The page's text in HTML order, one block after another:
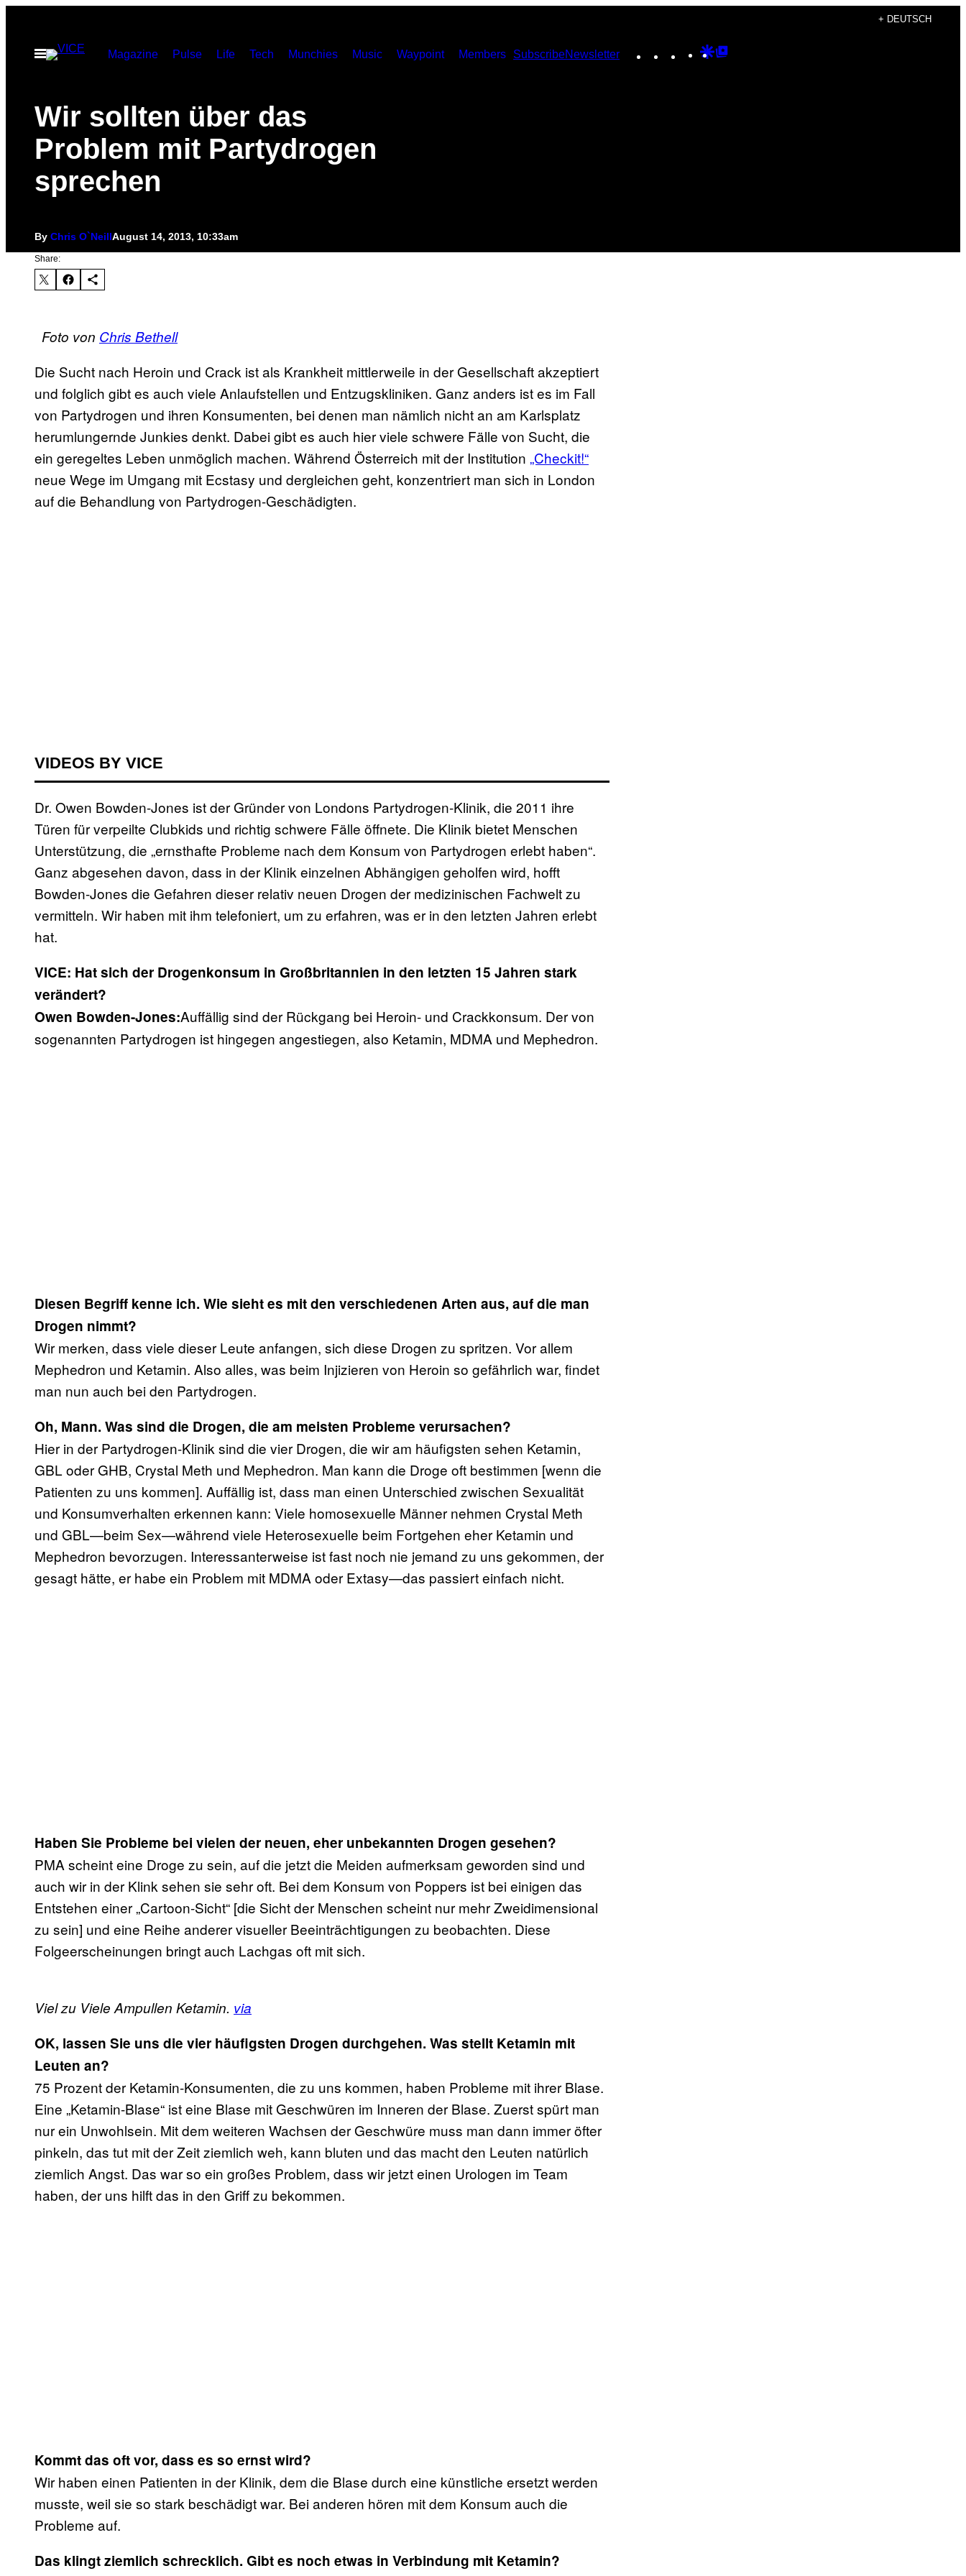
content
+ DEUTSCH
Open
Menu
Magazine Pulse Life Tech Munchies Music Waypoint Members SubscribeNewsletter Instagram
TikTokYouTube
Google
Wir sollten über das
Problem mit Partydrogen
sprechen
By Chris O`NeillAugust 14, 2013, 10:33am
Share:
Foto von Chris Bethell
Die Sucht nach Heroin und Crack ist als Krankheit mittlerweile in der Gesellschaft akzeptiert
und folglich gibt es auch viele Anlaufstellen und Entzugskliniken. Ganz anders ist es im Fall
von Partydrogen und ihren Konsumenten, bei denen man nämlich nicht an am Karlsplatz
herumlungernde Junkies denkt. Dabei gibt es auch hier viele schwere Fälle von Sucht, die
ein geregeltes Leben unmöglich machen. Während Österreich mit der Institution „Checkit!“
neue Wege im Umgang mit Ecstasy und dergleichen geht, konzentriert man sich in London
auf die Behandlung von Partydrogen-Geschädigten.
VIDEOS BY VICE
Dr. Owen Bowden-Jones ist der Gründer von Londons Partydrogen-Klinik, die 2011 ihre
Türen für verpeilte Clubkids und richtig schwere Fälle öffnete. Die Klinik bietet Menschen
Unterstützung, die „ernsthafte Probleme nach dem Konsum von Partydrogen erlebt haben“.
Ganz abgesehen davon, dass in der Klinik einzelnen Abhängigen geholfen wird, hofft
Bowden-Jones die Gefahren dieser relativ neuen Drogen der medizinischen Fachwelt zu
vermitteln. Wir haben mit ihm telefoniert, um zu erfahren, was er in den letzten Jahren erlebt
hat.
VICE: Hat sich der Drogenkonsum in Großbritannien in den letzten 15 Jahren stark
verändert?
Owen Bowden-Jones:Auffällig sind der Rückgang bei Heroin- und Crackkonsum. Der von
sogenannten Partydrogen ist hingegen angestiegen, also Ketamin, MDMA und Mephedron.
Diesen Begriff kenne ich. Wie sieht es mit den verschiedenen Arten aus, auf die man
Drogen nimmt?
Wir merken, dass viele dieser Leute anfangen, sich diese Drogen zu spritzen. Vor allem
Mephedron und Ketamin. Also alles, was beim Injizieren von Heroin so gefährlich war, findet
man nun auch bei den Partydrogen.
Oh, Mann. Was sind die Drogen, die am meisten Probleme verursachen?
Hier in der Partydrogen-Klinik sind die vier Drogen, die wir am häufigsten sehen Ketamin,
GBL oder GHB, Crystal Meth und Mephedron. Man kann die Droge oft bestimmen [wenn die
Patienten zu uns kommen]. Auffällig ist, dass man einen Unterschied zwischen Sexualität
und Konsumverhalten erkennen kann: Viele homosexuelle Männer nehmen Crystal Meth
und GBL—beim Sex—während viele Heterosexuelle beim Fortgehen eher Ketamin und
Mephedron bevorzugen. Interessanterweise ist fast noch nie jemand zu uns gekommen, der
gesagt hätte, er habe ein Problem mit MDMA oder Extasy—das passiert einfach nicht.
Haben Sie Probleme bei vielen der neuen, eher unbekannten Drogen gesehen?
PMA scheint eine Droge zu sein, auf die jetzt die Meiden aufmerksam geworden sind und
auch wir in der Klink sehen sie sehr oft. Bei dem Konsum von Poppers ist bei einigen das
Entstehen einer „Cartoon-Sicht“ [die Sicht der Menschen scheint nur mehr Zweidimensional
zu sein] und eine Reihe anderer visueller Beeinträchtigungen zu beobachten. Diese
Folgeerscheinungen bringt auch Lachgas oft mit sich.
Viel zu Viele Ampullen Ketamin. via
OK, lassen Sie uns die vier häufigsten Drogen durchgehen. Was stellt Ketamin mit
Leuten an?
75 Prozent der Ketamin-Konsumenten, die zu uns kommen, haben Probleme mit ihrer Blase.
Eine „Ketamin-Blase“ ist eine Blase mit Geschwüren im Inneren der Blase. Zuerst spürt man
nur ein Unwohlsein. Mit dem weiteren Wachsen der Geschwüre muss man dann immer öfter
pinkeln, das tut mit der Zeit ziemlich weh, kann bluten und das macht den Leuten natürlich
ziemlich Angst. Das war so ein großes Problem, dass wir jetzt einen Urologen im Team
haben, der uns hilft das in den Griff zu bekommen.
Kommt das oft vor, dass es so ernst wird?
Wir haben einen Patienten in der Klinik, dem die Blase durch eine künstliche ersetzt werden
musste, weil sie so stark beschädigt war. Bei anderen hören mit dem Konsum auch die
Probleme auf.
Das klingt ziemlich schrecklich. Gibt es noch etwas in Verbindung mit Ketamin?